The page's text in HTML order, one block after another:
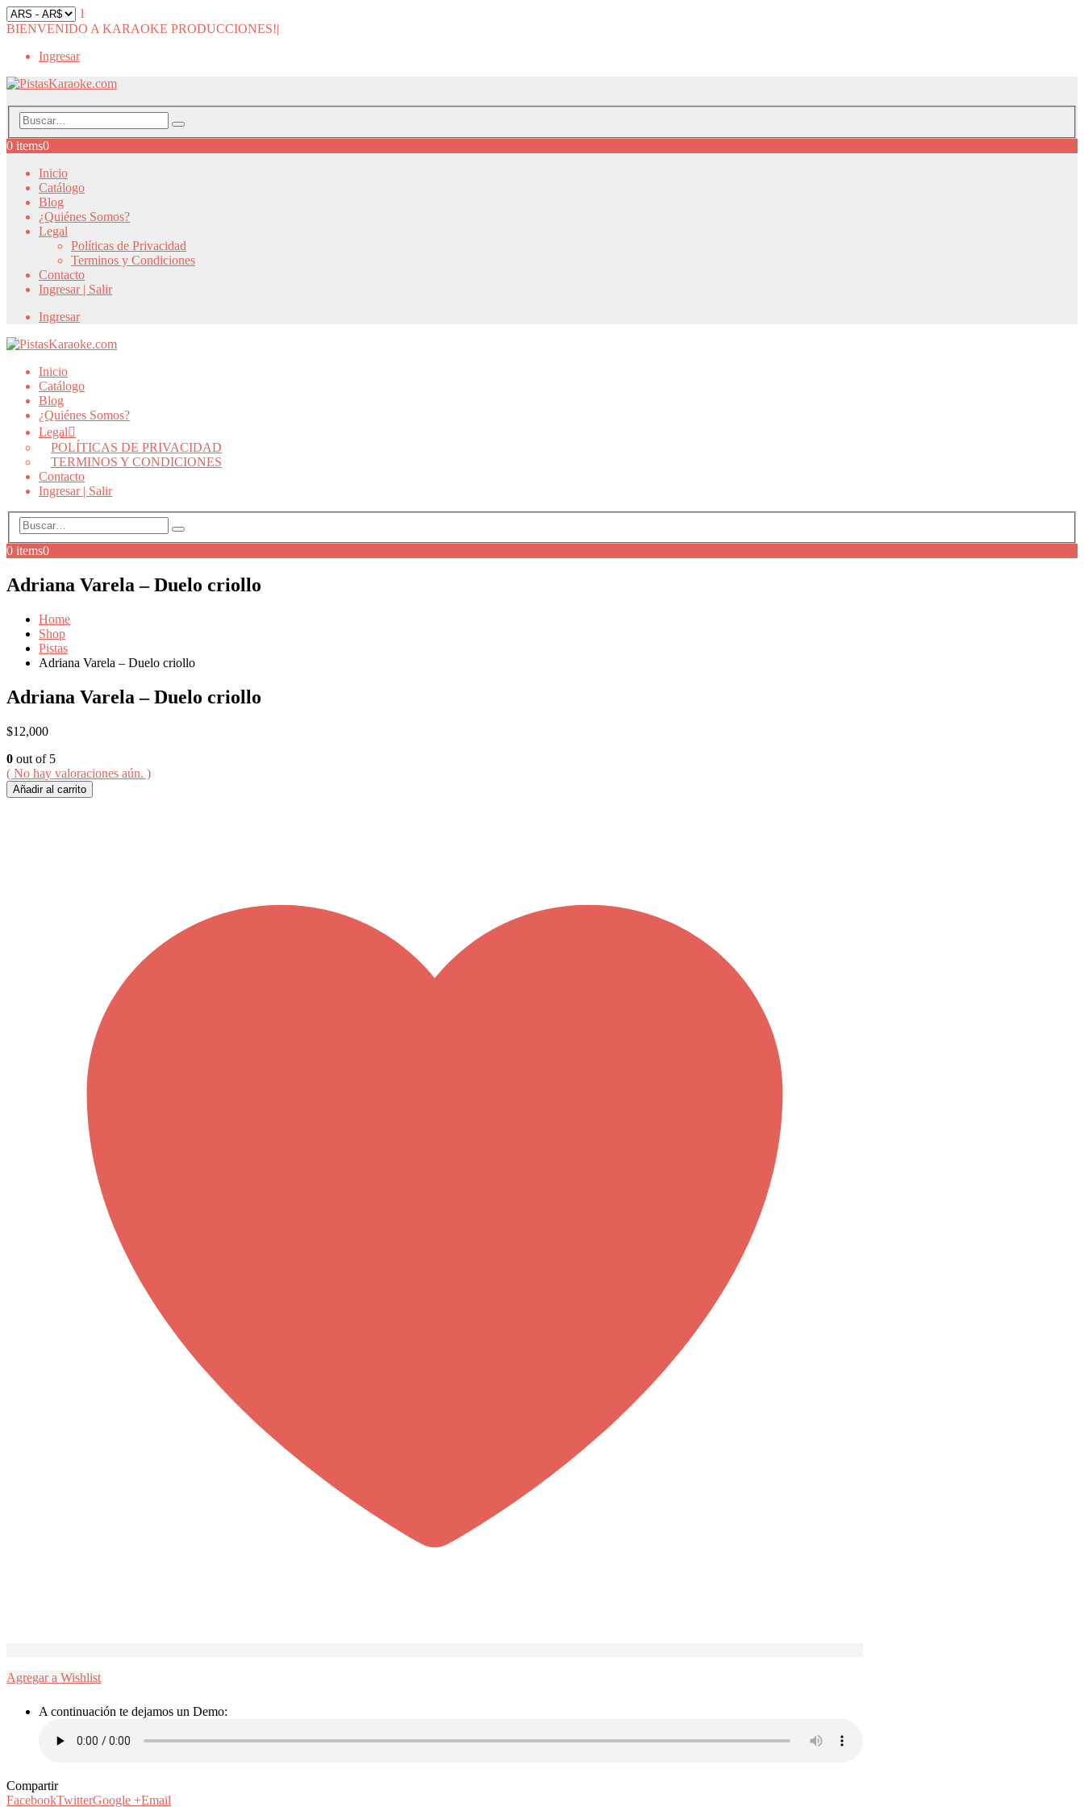
1
BIENVENIDO A KARAOKE PRODUCCIONES!|
Ingresar
0 items0
Inicio
Catálogo
Blog
¿Quiénes Somos?
Legal
Políticas de Privacidad
Terminos y Condiciones
Contacto
Ingresar | Salir
Ingresar
Inicio
Catálogo
Blog
¿Quiénes Somos?
Legal
POLÍTICAS DE PRIVACIDAD
TERMINOS Y CONDICIONES
Contacto
Ingresar | Salir
0 items0
Adriana Varela – Duelo criollo
Home
Shop
Pistas
Adriana Varela – Duelo criollo
Adriana Varela – Duelo criollo
$12,000
0 out of 5
( No hay valoraciones aún. )
Añadir al carrito
Agregar a Wishlist
A continuación te dejamos un Demo:
Compartir
FacebookTwitterGoogle +Email